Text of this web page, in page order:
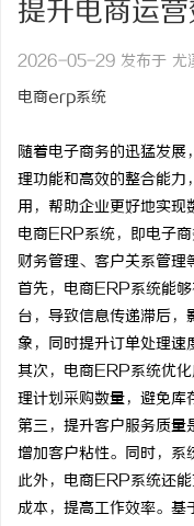
提升电商运
2026-05-29 发布于 尤
电商erp系统
随着电子商务的迅猛发
理功能和高效的整合能
用，帮助企业更好地实现
电商ERP系统，即电子
财务管理、客户关系管理
首先，电商ERP系统能
台，导致信息传递滞后
象，同时提升订单处理速
其次，电商ERP系统优
理计划采购数量，避免库
第三，提升客户服务质
增加客户粘性。同时，系
此外，电商ERP系统还
成本，提高工作效率。